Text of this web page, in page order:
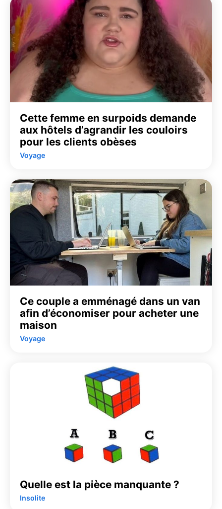
Cette femme en surpoids demande
aux hôtels d’agrandir les couloirs
pour les clients obèses
Voyage
Ce couple a emménagé dans un van
afin d’économiser pour acheter une
maison
Voyage
Quelle est la pièce manquante ?
Insolite